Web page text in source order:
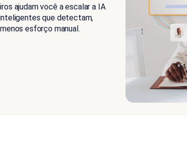
ajudam você a escalar a IA
que detectam,
esforço manual.